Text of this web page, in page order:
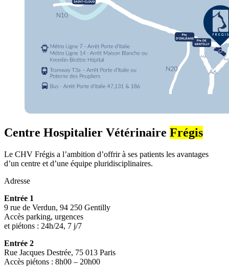
Centre Hospitalier Vétérinaire Frégis
Le CHV Frégis a l’ambition d’offrir à ses patients les avantages
d’un centre et d’une équipe pluridisciplinaires.
Adresse
Entrée 1
9 rue de Verdun, 94 250 Gentilly
Accès parking, urgences
et piétons : 24h/24, 7 j/7
Entrée 2
Rue Jacques Destrée, 75 013 Paris
Accès piétons : 8h00 – 20h00